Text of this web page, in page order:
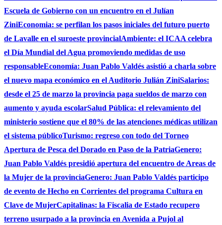
Escuela de Gobierno con un encuentro en el Julían
ZiniEconomia: se perfilan los pasos iniciales del futuro puerto
de Lavalle en el suroeste provincialAmbiente: el ICAA celebra
el Día Mundial del Agua promoviendo medidas de uso
responsableEconomía: Juan Pablo Valdés asistió a charla sobre
el nuevo mapa económico en el Auditorio Julián ZiniSalarios:
desde el 25 de marzo la provincia paga sueldos de marzo con
aumento y ayuda escolarSalud Pública: el relevamiento del
ministerio sostiene que el 80% de las atenciones médicas utilizan
el sistema públicoTurismo: regreso con todo del Torneo
Apertura de Pesca del Dorado en Paso de la PatriaGenero:
Juan Pablo Valdés presidió apertura del encuentro de Areas de
la Mujer de la provinciaGenero: Juan Pablo Valdés participo
de evento de Hecho en Corrientes del programa Cultura en
Clave de MujerCapitalinas: la Fiscalia de Estado recupero
terreno usurpado a la provincia en Avenida a Pujol al